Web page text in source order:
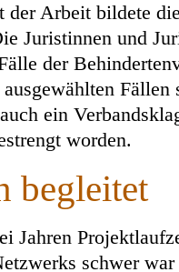
der Arbeit bildete
Juristinnen und
der
Fällen
ein
worden.
begleitet
Jahren
schwer